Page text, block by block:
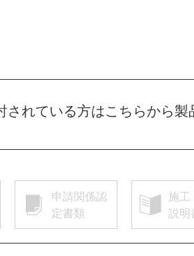
れている方はこちらから製
申請関係認
定書類
施工
説明